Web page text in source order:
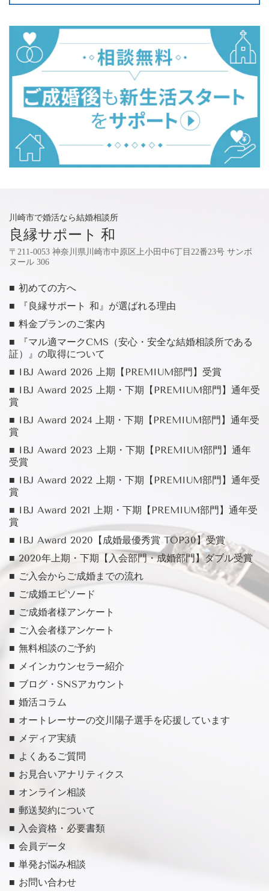
川崎市で婚活なら結婚相談所
良縁サポート 和
〒211-0053 神奈川県川崎市中原区上小田中6丁目22番23号 サンボ
ヌール 306
■ 初めての方へ
■ 『良縁サポート 和』が選ばれる理由
■ 料金プランのご案内
■ 『マル適マークCMS（安心・安全な結婚相談所である
証）』の取得について
■ IBJ Award 2026 上期【PREMIUM部門】受賞
■ IBJ Award 2025 上期・下期【PREMIUM部門】通年受
賞
■ IBJ Award 2024 上期・下期【PREMIUM部門】通年受
賞
■ IBJ Award 2023 上期・下期【PREMIUM部門】通年
受賞
■ IBJ Award 2022 上期・下期【PREMIUM部門】通年受
賞
■ IBJ Award 2021 上期・下期【PREMIUM部門】通年受
賞
■ IBJ Award 2020【成婚最優秀賞 TOP30】受賞
■ 2020年上期・下期【入会部門・成婚部門】ダブル受賞
■ ご入会からご成婚までの流れ
■ ご成婚エピソード
■ ご成婚者様アンケート
■ ご入会者様アンケート
■ 無料相談のご予約
■ メインカウンセラー紹介
■ ブログ・SNSアカウント
■ 婚活コラム
■ オートレーサーの交川陽子選手を応援しています
■ メディア実績
■ よくあるご質問
■ お見合いアナリティクス
■ オンライン相談
■ 郵送契約について
■ 入会資格・必要書類
■ 会員データ
■ 単発お悩み相談
■ お問い合わせ